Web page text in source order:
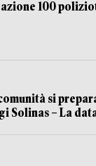
100
si
Solinas – La